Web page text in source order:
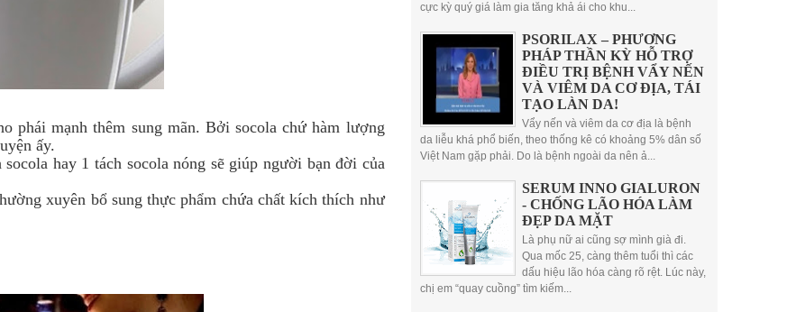
phái mạnh thêm sung mãn. Bởi socola chứ hàm lượng
ấy.
hay 1 tách socola nóng sẽ giúp người bạn đời của
xuyên bổ sung thực phẩm chứa chất kích thích như
cực kỳ quý giá làm gia tăng khả ái cho khu...
PSORILAX – PHƯƠNG
PHÁP THẦN KỲ HỖ TRỢ
ĐIỀU TRỊ BỆNH VẨY NẾN
VÀ VIÊM DA CƠ ĐỊA, TÁI
TẠO LÀN DA!
Vẩy nến và viêm da cơ địa là bệnh
da liễu khá phổ biến, theo thống kê có khoảng 5% dân số
Việt Nam gặp phải. Do là bệnh ngoài da nên ả...
SERUM INNO GIALURON
- CHỐNG LÃO HÓA LÀM
ĐẸP DA MẶT
Là phụ nữ ai cũng sợ mình già đi.
Qua mốc 25, càng thêm tuổi thì các
dấu hiệu lão hóa càng rõ rệt. Lúc này,
chị em “quay cuồng” tìm kiếm...